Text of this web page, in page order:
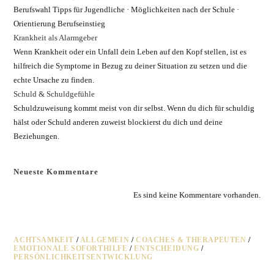
Berufswahl Tipps für Jugendliche · Möglichkeiten nach der Schule ·
Orientierung Berufseinstieg
Krankheit als Alarmgeber
Wenn Krankheit oder ein Unfall dein Leben auf den Kopf stellen, ist es
hilfreich die Symptome in Bezug zu deiner Situation zu setzen und die
echte Ursache zu finden.
Schuld & Schuldgefühle
Schuldzuweisung kommt meist von dir selbst. Wenn du dich für schuldig
hälst oder Schuld anderen zuweist blockierst du dich und deine
Beziehungen.
Neueste Kommentare
Es sind keine Kommentare vorhanden.
ACHTSAMKEIT /ALLGEMEIN /COACHES & THERAPEUTEN /
EMOTIONALE SOFORTHILFE /ENTSCHEIDUNG /
PERSÖNLICHKEITSENTWICKLUNG